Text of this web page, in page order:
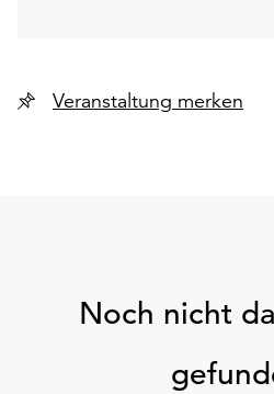
Veranstaltung merken
Noch nicht